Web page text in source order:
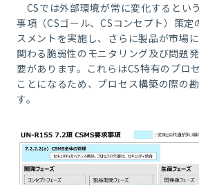
CSでは外部環境が常に変化するとい
事項（CSゴール、CSコンセプト）策定
スメントを実施し、さらに製品が市場
関わる脆弱性のモニタリング及び問題
要があります。これらはCS特有のプロ
ことになるため、プロセス構築の際の
す。